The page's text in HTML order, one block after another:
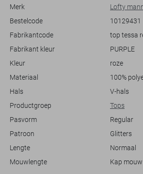
barbecue gaat, deze Lofty Manner top is er
of rok. Combineer met je favoriete
die zowel trendy als comfortabel is. De top is
die mode en comfort willen combineren
vibe.
Merk
Lofty
Bestelcode
10129431
Fabrikantcode
top tessa
Fabrikant kleur
PURPLE
Kleur
roze
Materiaal
100%
Hals
V-hals
Productgroep
Tops
Pasvorm
Regular
Patroon
Glitters
Lengte
Normaal
Mouwlengte
Kap mouw